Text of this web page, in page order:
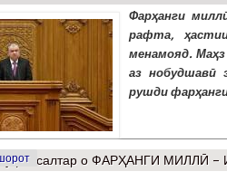
Фарҳанги
рафта,
менамояд.
аз нобудшавӣ
рушди
о ФАРҲАНГИ МИЛЛӢ